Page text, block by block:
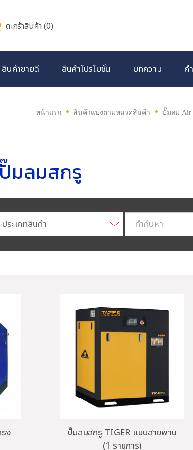
ตะกร้าสินค้า (0)
สินค้าขายดี สินค้าโปรโมชั่น บทความ ค
หน้าแรก สินค้าแบ่งตามหมวดสินค้า ปั๊มลม Air
ปั๊มลมสกรู
ประเภทสินค้า
ง
ปั๊มลมสกรู TIGER แบบสายพาน
(1 รายการ)